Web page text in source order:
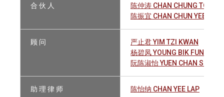
合 伙 人
陈仲涛 CHAN CHUNG TO
陈振宜 CHAN CHUN YEE
顾 问
严止君 YIM TZI KWAN
杨碧凤 YOUNG BIK FUNG
阮陈淑怡 YUEN CHAN SUK
助 理 律 师 陈怡纳 CHAN YEE LAP